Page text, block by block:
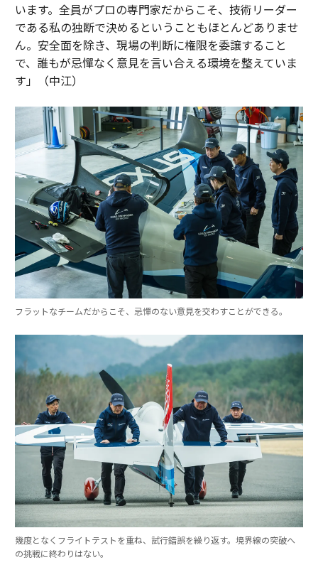
います。全員がプロの専門家だからこそ、技術リーダー
である私の独断で決めるということもほとんどありませ
ん。安全面を除き、現場の判断に権限を委譲すること
で、誰もが忌憚なく意見を言い合える環境を整えていま
す」（中江）
フラットなチームだからこそ、忌憚のない意見を交わすことができる。
幾度となくフライトテストを重ね、試行錯誤を繰り返す。境界線の突破へ
の挑戦に終わりはない。